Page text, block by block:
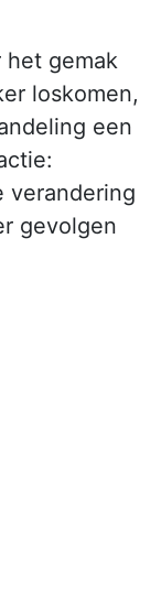
het gemak
loskomen,
een
verandering
gevolgen